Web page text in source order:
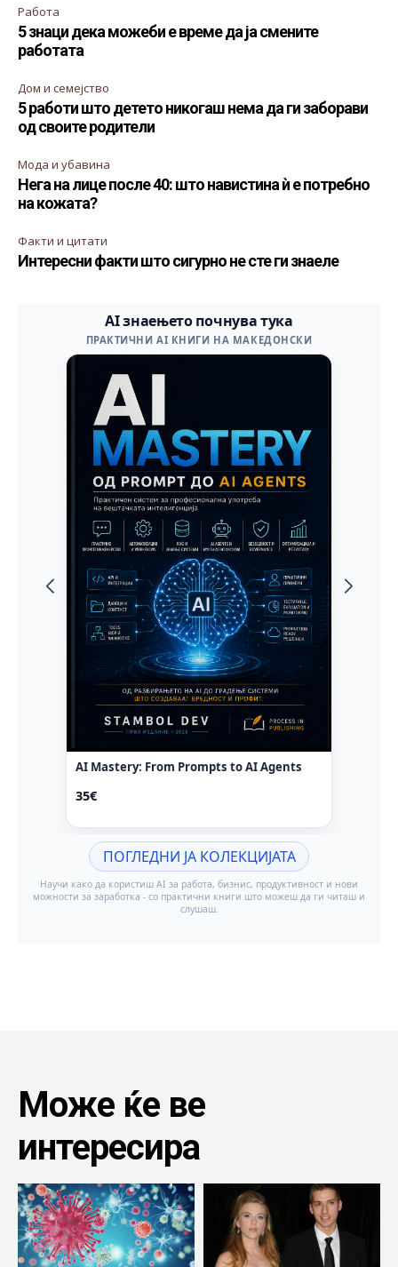
Работа
5 знаци дека можеби е време да ја смените
работата
Дом и семејство
5 работи што детето никогаш нема да ги заборави
од своите родители
Мода и убавина
Нега на лице после 40: што навистина ѝ е потребно
на кожата?
Факти и цитати
Интересни факти што сигурно не сте ги знаеле
Може ќе ве
интересира